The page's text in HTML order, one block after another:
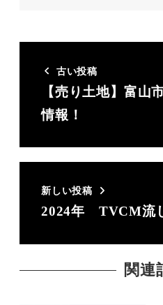
古い投稿
【売り土地】富
情報！
新しい投稿
2024年 TVCM流
関連